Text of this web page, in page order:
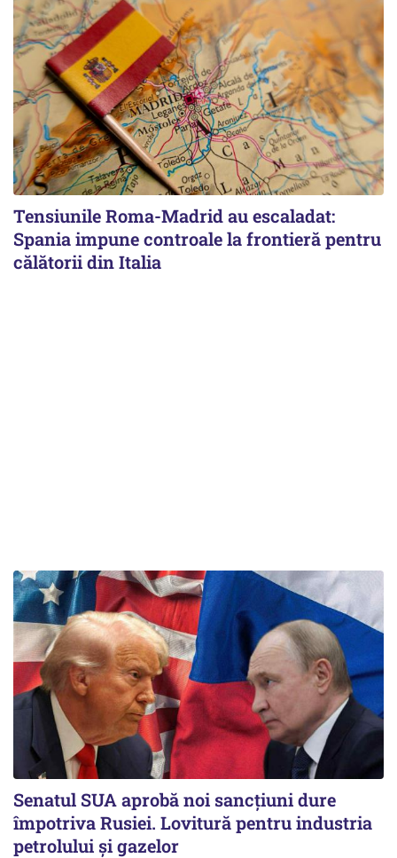
Tensiunile Roma-Madrid au escaladat:
Spania impune controale la frontieră pentru
călătorii din Italia
Senatul SUA aprobă noi sancțiuni dure
împotriva Rusiei. Lovitură pentru industria
petrolului și gazelor